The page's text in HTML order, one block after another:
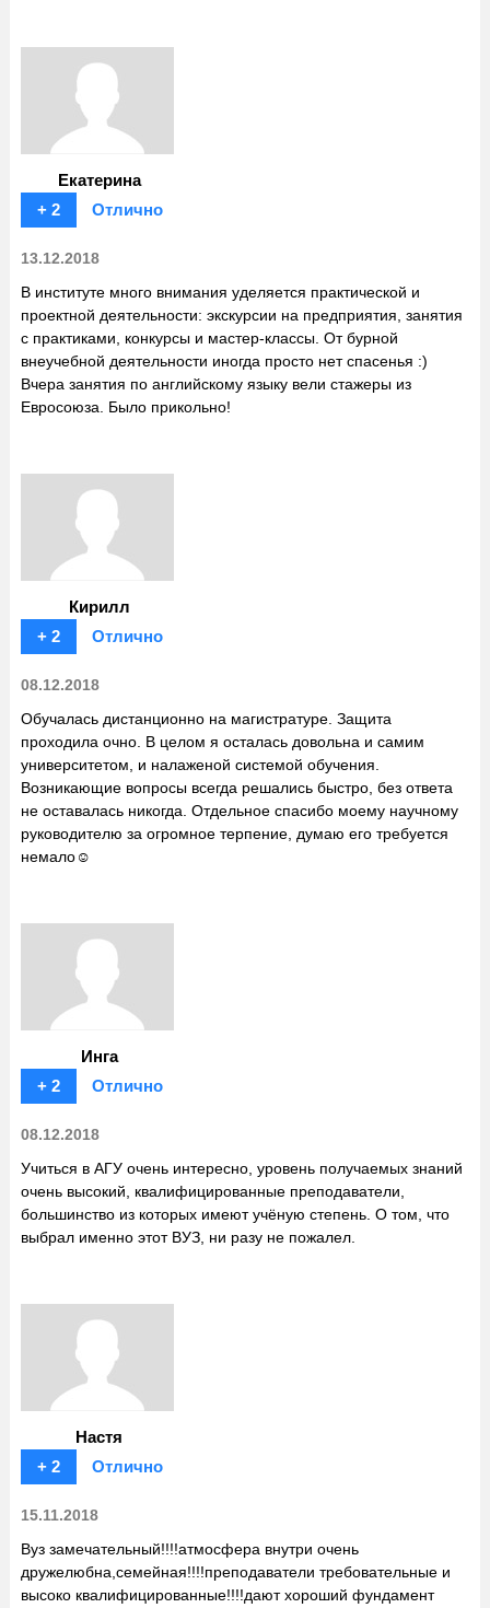
Екатерина
+ 2
Отлично
13.12.2018
В институте много внимания уделяется практической и
проектной деятельности: экскурсии на предприятия, занятия
с практиками, конкурсы и мастер-классы. От бурной
внеучебной деятельности иногда просто нет спасенья :)
Вчера занятия по английскому языку вели стажеры из
Евросоюза. Было прикольно!
Кирилл
+ 2
Отлично
08.12.2018
Обучалась дистанционно на магистратуре. Защита
проходила очно. В целом я осталась довольна и самим
университетом, и налаженой системой обучения.
Возникающие вопросы всегда решались быстро, без ответа
не оставалась никогда. Отдельное спасибо моему научному
руководителю за огромное терпение, думаю его требуется
немало☺️
Инга
+ 2
Отлично
08.12.2018
Учиться в АГУ очень интересно, уровень получаемых знаний
очень высокий, квалифицированные преподаватели,
большинство из которых имеют учёную степень. О том, что
выбрал именно этот ВУЗ, ни разу не пожалел.
Настя
+ 2
Отлично
15.11.2018
Вуз замечательный!!!!атмосфера внутри очень
дружелюбна,семейная!!!!преподаватели требовательные и
высоко квалифицированные!!!!дают хороший фундамент